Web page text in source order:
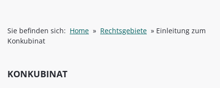
Sie befinden sich: Home » Rechtsgebiete » Einleitung zum
Konkubinat
KONKUBINAT